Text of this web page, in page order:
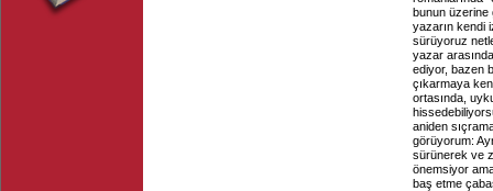
bunun üzerine
yazarın kendi
sürüyoruz
yazar
ediyor, bazen
çıkarmaya
ortasında,
aniden
görüyorum:
sürünerek ve
önemsiyor
baş etme